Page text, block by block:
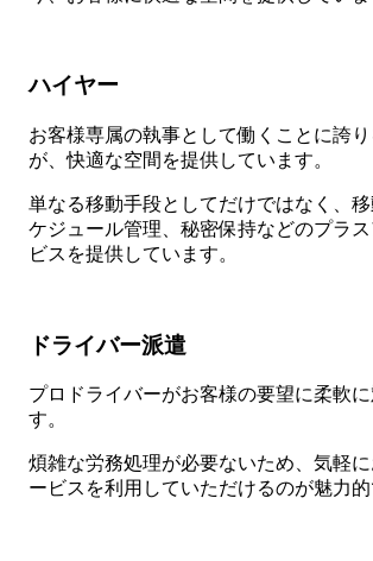
ハイヤー
お客様専属の執事として働くことに誇
が、快適な空間を提供しています。
単なる移動手段としてだけではなく、
ケジュール管理、秘密保持などのプラ
ビスを提供しています。
ドライバー派遣
プロドライバーがお客様の要望に柔軟
す。
煩雑な労務処理が必要ないため、気軽
ービスを利用していただけるのが魅力的